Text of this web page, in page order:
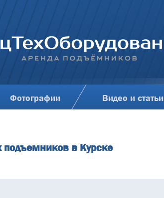
Фотографии Видео и статьи
в Курске